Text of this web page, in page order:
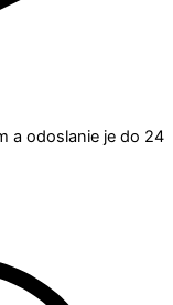
a odoslanie je do 24